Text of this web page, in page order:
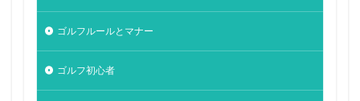
ゴルフルールとマナー
ゴルフ初心者